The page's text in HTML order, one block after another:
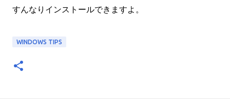
すんなりインストールできますよ。
WINDOWS TIPS